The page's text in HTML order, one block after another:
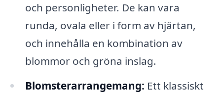
och personligheter. De kan vara
runda, ovala eller i form av hjärtan,
och innehålla en kombination av
blommor och gröna inslag.
Blomsterarrangemang: Ett klassiskt